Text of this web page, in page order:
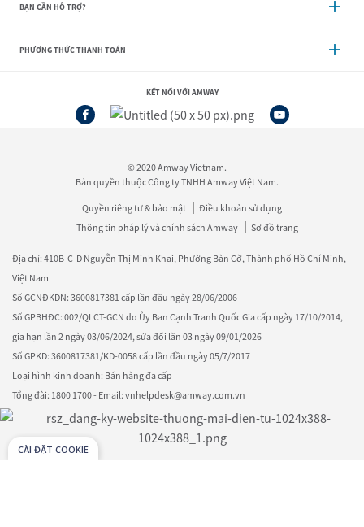
BẠN CẦN HỖ TRỢ?
PHƯƠNG THỨC THANH TOÁN
KẾT NỐI VỚI AMWAY
© 2020 Amway Vietnam.
Bản quyền thuộc Công ty TNHH Amway Việt Nam.
Quyền riêng tư & bảo mật
Điều khoản sử dụng
Thông tin pháp lý và chính sách Amway
Sơ đồ trang
Địa chỉ: 410B-C-D Nguyễn Thị Minh Khai, Phường Bàn Cờ, Thành phố Hồ Chí Minh,
Việt Nam
Số GCNĐKDN: 3600817381 cấp lần đầu ngày 28/06/2006
Số GPBHĐC: 002/QLCT-GCN do Ủy Ban Cạnh Tranh Quốc Gia cấp ngày 17/10/2014,
gia hạn lần 2 ngày 03/06/2024, sửa đổi lần 03 ngày 09/01/2026
Số GPKD: 3600817381/KD-0058 cấp lần đầu ngày 05/7/2017
Loại hình kinh doanh: Bán hàng đa cấp
Tổng đài: 1800 1700 - Email: vnhelpdesk@amway.com.vn
CÀI ĐẶT COOKIE